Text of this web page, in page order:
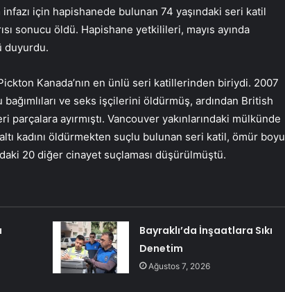
infazı için hapishanede bulunan 74 yaşındaki seri katil
sonucu öldü. Hapishane yetkilileri, mayıs ayında
duyurdu.
Kanada’nın en ünlü seri katillerinden biriydi. 2007
ve seks işçilerini öldürmüş, ardından British
ayırmıştı. Vancouver yakınlarındaki mülkünde
altı kadını öldürmekten suçlu bulunan seri katil, ömür boyu
20 diğer cinayet suçlaması düşürülmüştü.
Bayraklı’da İnşaatlara Sıkı
Denetim
Ağustos 7, 2026